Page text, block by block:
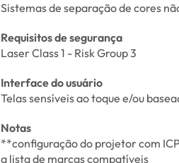
Sistemas de separação de cores
Requisitos de segurança
Laser Class 1 - Risk Group 3
Interface do usuário
Telas sensíveis ao toque e/ou
Notas
**configuração do projetor com
a lista de marcas compatíveis